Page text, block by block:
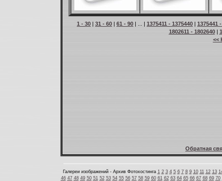
1 - 30 | 31 - 60 | 61 - 90 | ... | 1375411 - 1375440 | 1375441
1802611 - 1802640|
<<
Обратная
Галереи изображений - Архив Фотохостинга 1 2 3 4 5 6 7 8 9 10 11 12 13
46 47 48 49 50 51 52 53 54 55 56 57 58 59 60 61 62 63 64 65 66 67 68 69 70